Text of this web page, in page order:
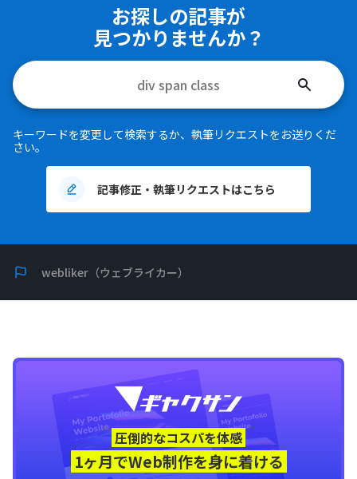
お探しの記事が
見つかりませんか？
索
す
る
キーワードを変更して検索するか、執筆リクエストをお送りくだ
さい。
記事修正・執筆リクエストはこちら
webliker（ウェブライカー）
圧倒的なコスパを体感
1ヶ月でWeb制作を身に着ける